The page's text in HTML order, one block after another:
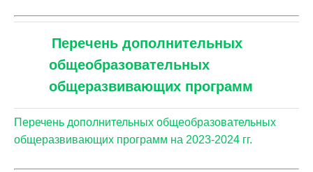
Перечень дополнительных
общеобразовательных
общеразвивающих программ
Перечень дополнительных общеобразовательных
общеразвивающих программ на 2023-2024 гг.